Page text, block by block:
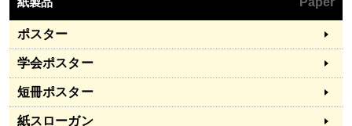
ポスター
学会ポスター
短冊ポスター
紙スローガン